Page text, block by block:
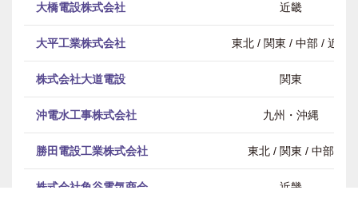
大橋電設株式会社 近畿
大平工業株式会社 東北 / 関東 / 中部 / 近畿
株式会社大道電設 関東
沖電水工事株式会社 九州・沖縄
勝田電設工業株式会社 東北 / 関東 / 中部
株式会社角谷電気商会 近畿